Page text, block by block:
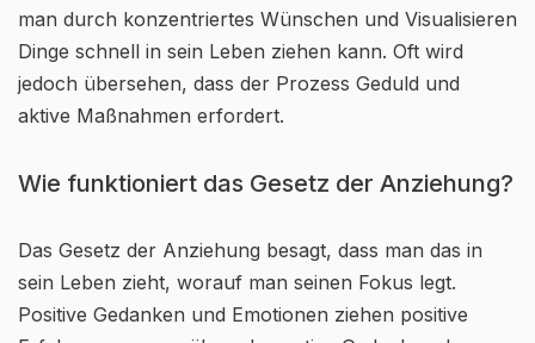
man durch konzentriertes Wünschen und Visualisieren
Dinge schnell in sein Leben ziehen kann. Oft wird
jedoch übersehen, dass der Prozess Geduld und
aktive Maßnahmen erfordert.
Wie funktioniert das Gesetz der Anziehung?
Das Gesetz der Anziehung besagt, dass man das in
sein Leben zieht, worauf man seinen Fokus legt.
Positive Gedanken und Emotionen ziehen positive